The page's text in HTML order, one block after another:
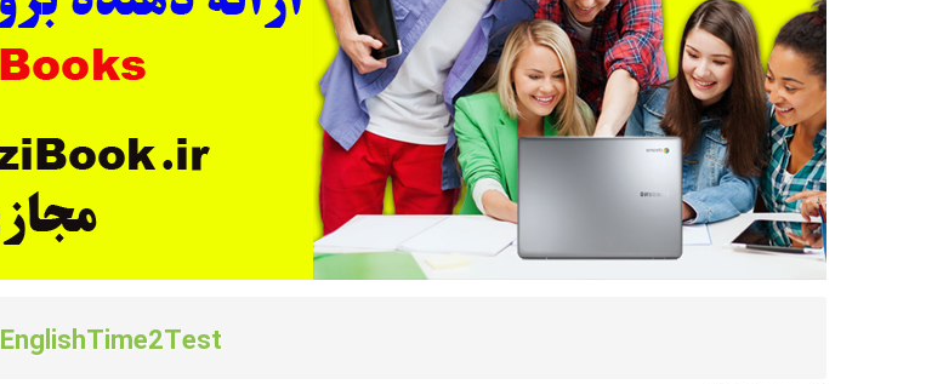
EnglishTime2Test